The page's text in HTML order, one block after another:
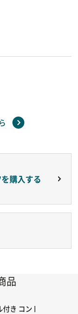
購入する
品
き コントローラー